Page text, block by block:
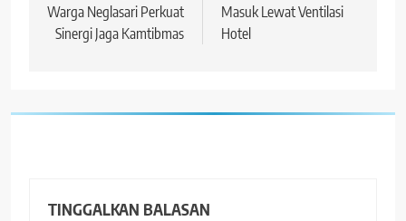
Warga Neglasari Perkuat
Sinergi Jaga Kamtibmas
Masuk Lewat Ventilasi
Hotel
TINGGALKAN BALASAN